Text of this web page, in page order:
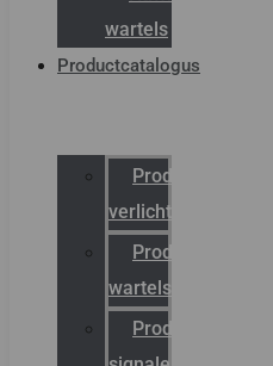
wartels
Productcatalogus
Productcatalogus
verlichting
Productcatalogus
wartels
Productcatalogus